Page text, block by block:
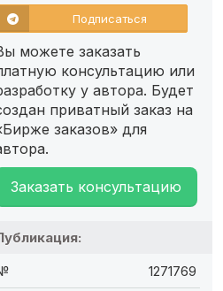
Подписаться
можете заказать
консультацию или
у автора. Будет
приватный заказ на
заказов» для
Заказать консультацию
1271769